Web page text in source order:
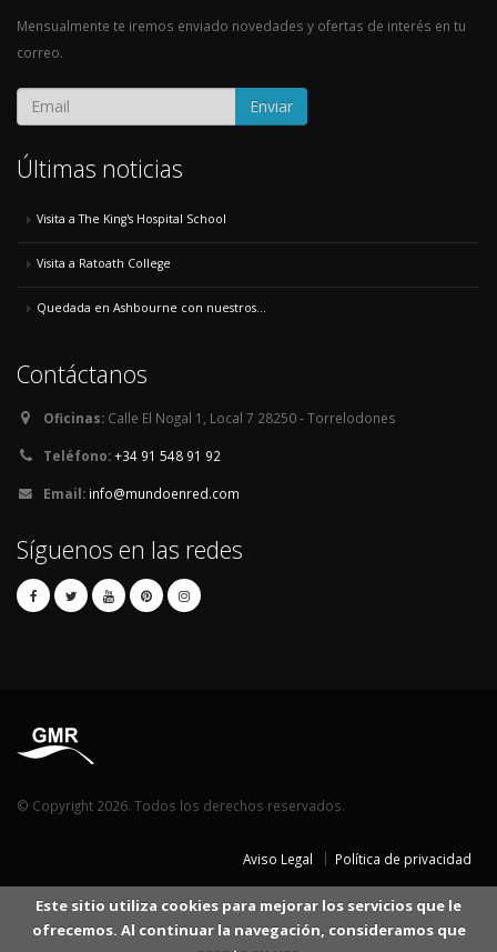
Mensualmente te iremos enviado novedades y ofertas de interés en tu
correo.
Enviar
Últimas noticias
Visita a The King's Hospital School
Visita a Ratoath College
Quedada en Ashbourne con nuestros...
Contáctanos
Oficinas: Calle El Nogal 1, Local 7 28250 - Torrelodones
Teléfono:+34 91 548 91 92
Email: info@mundoenred.com
Síguenos en las redes
© Copyright 2026. Todos los derechos reservados.
Aviso Legal Política de privacidad
Este sitio utiliza cookies para mejorar los servicios que le
ofrecemos. Al continuar la navegación, consideramos que